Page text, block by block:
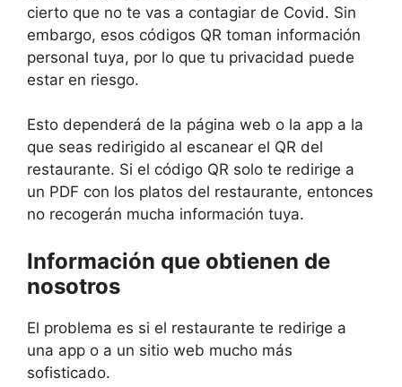
cierto que no te vas a contagiar de Covid. Sin
embargo, esos códigos QR toman información
personal tuya, por lo que tu privacidad puede
estar en riesgo.
Esto dependerá de la página web o la app a la
que seas redirigido al escanear el QR del
restaurante. Si el código QR solo te redirige a
un PDF con los platos del restaurante, entonces
no recogerán mucha información tuya.
Información que obtienen de
nosotros
El problema es si el restaurante te redirige a
una app o a un sitio web mucho más
sofisticado.